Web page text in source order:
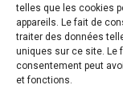
telles que les cookies
appareils. Le fait de
traiter des données
uniques sur ce site. Le
consentement peut
et fonctions.